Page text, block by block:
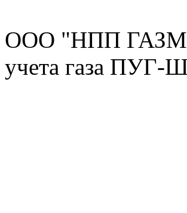
ООО "НПП
учета газа ПУГ-